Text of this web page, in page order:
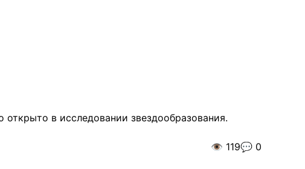
открыто в исследовании звездообразования.
👁️ 119💬 0